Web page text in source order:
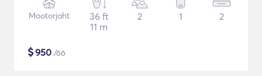
Mootorjaht
36 ft
11 m
2 1 2
$950 /öö